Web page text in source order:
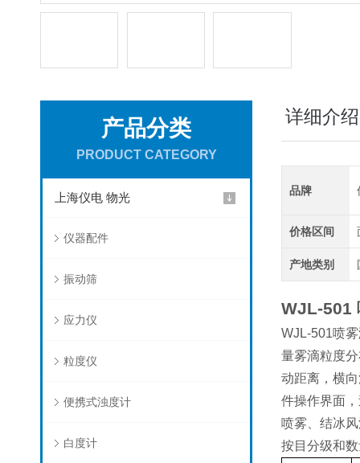
产品分类
PRODUCT CATEGORY
上海仪电 物光
仪器配件
振动筛
应力仪
粒度仪
便携式浊度计
白度计
详细介绍
品牌
价格区间
产地类别
WJL-501
WJL-501喷
量雾滴粒度
动距离，横
件操作界面
喷雾、结冰
按目分级和